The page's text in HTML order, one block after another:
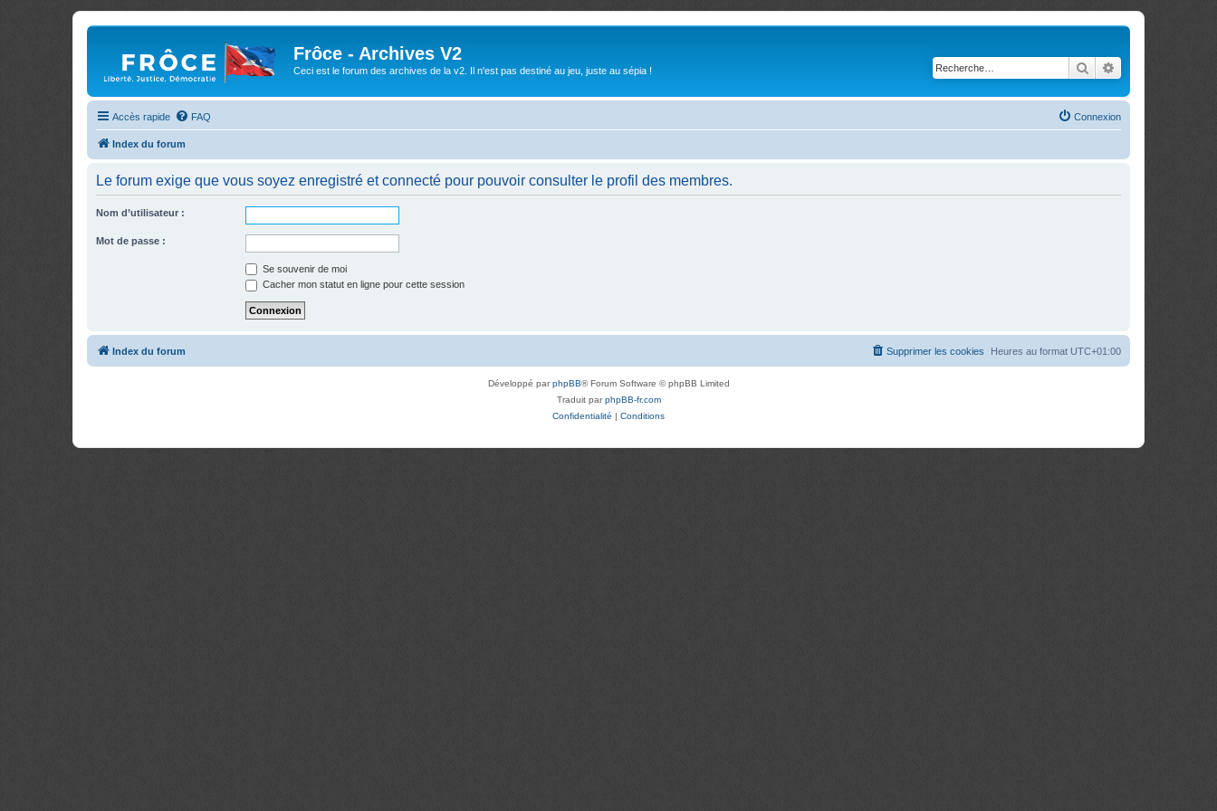
Frôce - Archives V2
Ceci est le forum des archives de la v2. Il n'est pas destiné au jeu, juste au sépia ! Rechercher
Accès rapide FAQ Connexion
Index du forum
Le forum exige que vous soyez enregistré et connecté pour pouvoir consulter le profil des membres.
Nom d’utilisateur :
Mot de passe :
Se souvenir de moi
Cacher mon statut en ligne pour cette session
Index du forum Heures au format UTC+01:00
Supprimer les cookies
Développé parphpBB® Forum Software © phpBB Limited
Traduit parphpBB-fr.com
Confidentialité | Conditions